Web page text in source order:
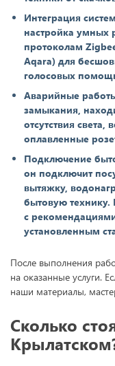
Интеграция
настройка умных
протоколам
Aqara) для
голосовых
Аварийные
замыкания,
отсутствия
оплавленные
Подключение
он подключит
вытяжку,
бытовую технику.
с
установленным
После выполнения
на оказанные услуги.
наши материалы,
Сколько